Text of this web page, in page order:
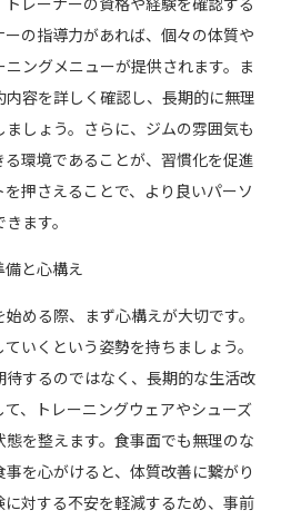
の指導力があれば、個々の体質や
ングメニューが提供されます。ま
容を詳しく確認し、長期的に無理
しょう。さらに、ジムの雰囲気も
環境であることが、習慣化を促進
押さえることで、より良いパーソ
ます。
と心構え
める際、まず心構えが大切です。
いくという姿勢を持ちましょう。
するのではなく、長期的な生活改
、トレーニングウェアやシューズ
を整えます。食事面でも無理のな
を心がけると、体質改善に繋がり
対する不安を軽減するため、事前